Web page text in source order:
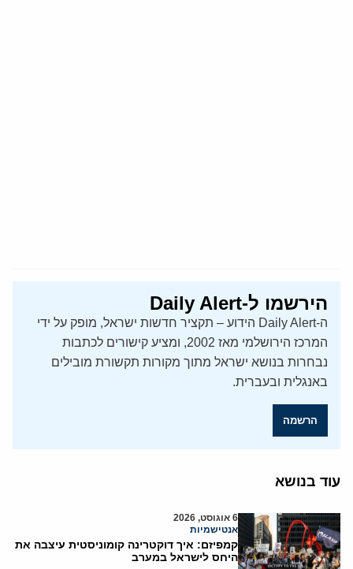
הירשמו ל-Daily Alert
ה-Daily Alert הידוע – תקציר חדשות ישראל, מופק על ידי
המרכז הירושלמי מאז 2002, ומציע קישורים לכתבות
נבחרות בנושא ישראל מתוך מקורות תקשורת מובילים
באנגלית ובעברית.
הרשמה
עוד בנושא
6 אוגוסט, 2026
אנטישמיות
קמפיזם: איך דוקטרינה קומוניסטית עיצבה את
היחס לישראל במערב